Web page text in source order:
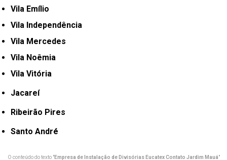
Vila Emílio
Vila Independência
Vila Mercedes
Vila Noêmia
Vila Vitória
Jacareí
Ribeirão Pires
Santo André
O conteúdo do texto "Empresa de Instalação de Divisórias Eucatex Contato Jardim Mauá"